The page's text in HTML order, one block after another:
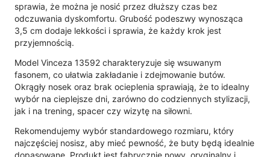
sprawia, że można je nosić przez dłuższy czas bez
odczuwania dyskomfortu. Grubość podeszwy wynosząca
3,5 cm dodaje lekkości i sprawia, że każdy krok jest
przyjemnością.
Model Vinceza 13592 charakteryzuje się wsuwanym
fasonem, co ułatwia zakładanie i zdejmowanie butów.
Okrągły nosek oraz brak ocieplenia sprawiają, że to idealny
wybór na cieplejsze dni, zarówno do codziennych stylizacji,
jak i na trening, spacer czy wizytę na siłowni.
Rekomendujemy wybór standardowego rozmiaru, który
najczęściej nosisz, aby mieć pewność, że buty będą idealnie
dopasowane. Produkt jest fabrycznie nowy, oryginalny i